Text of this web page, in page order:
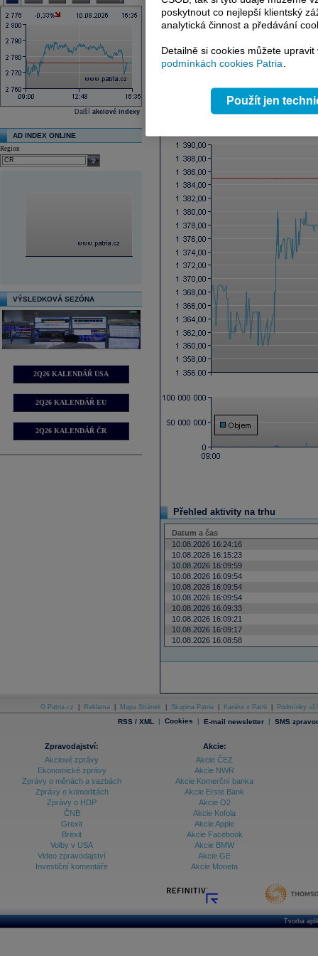
Další akciové indexy
AD INDEX ONLINE
Region
select
VÝSLEDKOVÁ SEZÓNA
2Q26 KALENDÁŘ USA
2Q26 KALENDÁŘ EU
2Q26 KALENDÁŘ ČR
Ex-dividenda den
Průměrná cílová cena
Reklama
Přehled aktivity na trhu
Datum a čas
10.08.2026 16:24:16
10.08.2026 16:15:23
10.08.2026 16:09:59
10.08.2026 16:09:54
10.08.2026 16:09:54
10.08.2026 16:09:54
10.08.2026 16:09:33
10.08.2026 16:09:21
10.08.2026 16:09:17
10.08.2026 16:08:58
O Patria.cz Reklama Mapa Stránek Skupina Patria Kariéra v Patrii Podmínky
RSS / XML | Cookies | E-mail newsletter | SMS
Zpravodajství:
Akciové zprávy
Ekonomické zprávy
Zprávy o měnách a sazbách
Zprávy o komoditách
Zprávy o HDP
ČNB
Grexit
Brexit
Volby v USA
Video zpravodajství
Investiční komentáře
Akcie:
Akcie ČEZ
Akcie NWR
Akcie Komerční banka
Akcie Erste Bank
Akcie O2
Akcie Kofola
Akcie Apple
Akcie Facebook
Akcie BMW
Akcie GE
Akcie Moneta
Tvorba
poskytnout co nejlepší klientský
analytická činnost a předávání
Detailně si cookies můžete
podmínkách cookies Patria.
Použít jen